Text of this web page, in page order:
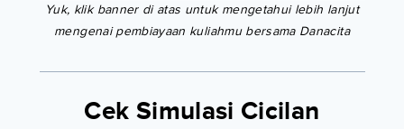
Yuk, klik banner di atas untuk mengetahui lebih lanjut
mengenai pembiayaan kuliahmu bersama Danacita
Cek Simulasi Cicilan